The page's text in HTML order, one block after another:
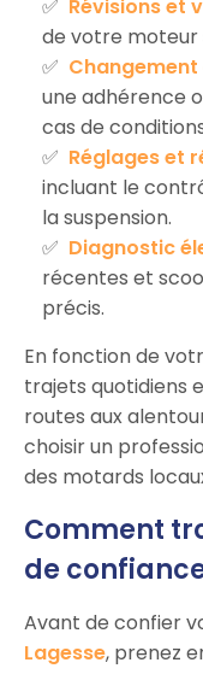
Révisions et
de votre moteur
une adhérence
cas de
Réglages et
incluant le
la suspension.
Diagnostic
récentes et
précis.
En fonction de
trajets quotidiens
routes aux
choisir un
des motards
Comment
de
Avant de confier
Lagesse, prenez